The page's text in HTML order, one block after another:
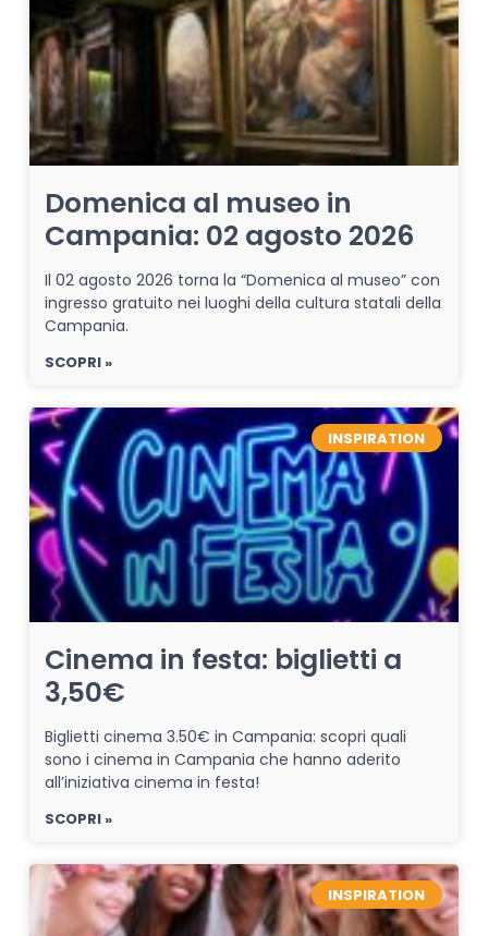
Domenica al museo in
Campania: 02 agosto 2026
Il 02 agosto 2026 torna la “Domenica al museo” con
ingresso gratuito nei luoghi della cultura statali della
Campania.
SCOPRI »
INSPIRATION
Cinema in festa: biglietti a
3,50€
Biglietti cinema 3.50€ in Campania: scopri quali
sono i cinema in Campania che hanno aderito
all’iniziativa cinema in festa!
SCOPRI »
INSPIRATION